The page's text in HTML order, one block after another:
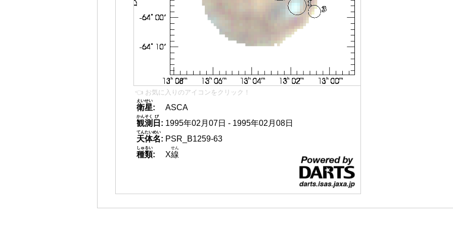
👈 お気に入りのアイコンをクリック！
衛星
えいせい
:
ASCA
観測
かんそく
日
び
: 1995年02月07日 - 1995年02月08日
天体名
てんたいめい
: PSR_B1259-63
種類
しゅるい
: X線
せん